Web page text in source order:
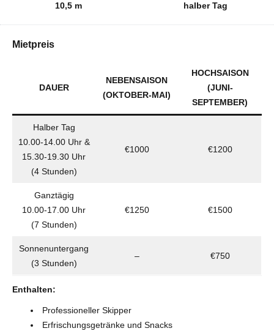
10,5 m
halber Tag
Mietpreis
DAUER
NEBENSAISON
(OKTOBER-MAI)
HOCHSAISON
(JUNI-
SEPTEMBER)
Halber Tag
10.00-14.00 Uhr &
15.30-19.30 Uhr
(4 Stunden)
€1000 €1200
Ganztägig
10.00-17.00 Uhr
(7 Stunden)
€1250 €1500
Sonnenuntergang
(3 Stunden)
– €750
Enthalten:
Professioneller Skipper
Erfrischungsgetränke und Snacks